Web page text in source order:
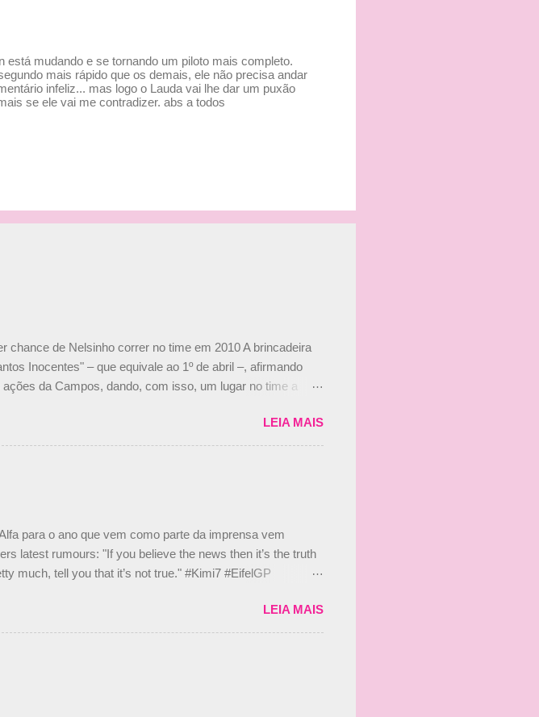
está mudando e se tornando um piloto mais completo.
mais rápido que os demais, ele não precisa andar
infeliz... mas logo o Lauda vai lhe dar um puxão
se ele vai me contradizer. abs a todos
chance de Nelsinho correr no time em 2010 A brincadeira
Inocentes" – que equivale ao 1º de abril –, afirmando
da Campos, dando, com isso, um lugar no time a
não será o companheiro de Bruno Senna em 2010. "Na
admitiu Audetto. “Mas depois de ter assinado com Bruno
dizendo ainda que não tem nada contra o filho do
LEIA MAIS
para o ano que vem como parte da imprensa vem
latest rumours: "If you believe the news then it’s the truth
much, tell you that it’s not true." #Kimi7 #EifelGP
is it like to have Kimi as a team mate? 🙌 Over to you,
— Formula 1 (@F1) October 8, 2020 Beijinhos, Ludy
LEIA MAIS